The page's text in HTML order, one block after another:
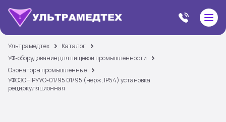
Ультрамедтех
Каталог
УФ-оборудование для пищевой промышленности
Озонаторы промышленные
УФОЗОН РУУО-01/95 01/95 (нерж, IP54) установка
рециркуляционная